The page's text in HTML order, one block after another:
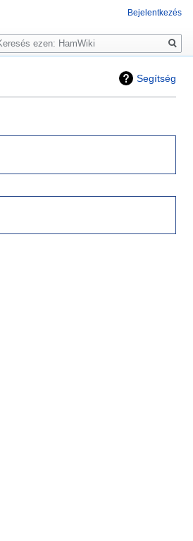
Segítség
Bejelentkezés